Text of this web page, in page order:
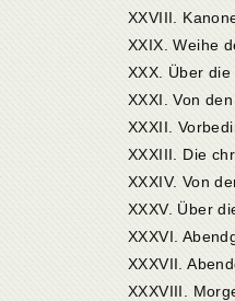
XXIX. Weihe
XXXI. Von
XXXIV. Von
XXXV. Über
XXXVI.
XXXVII.
XXXVIII.